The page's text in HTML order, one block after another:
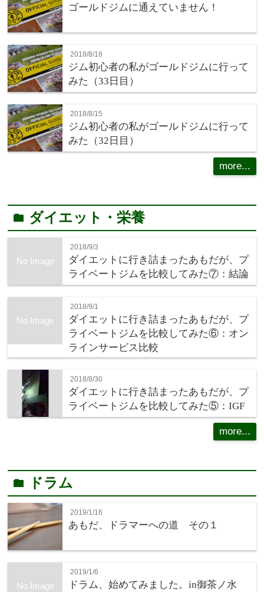
ゴールドジムに通えていません！
2018/8/18
ジム初心者の私がゴールドジムに行って
みた（33日目）
2018/8/15
ジム初心者の私がゴールドジムに行って
みた（32日目）
more...
folder ダイエット・栄養
No Image
2018/9/3
ダイエットに行き詰まったあもだが、プ
ライベートジムを比較してみた⑦：結論
No Image
2018/9/1
ダイエットに行き詰まったあもだが、プ
ライベートジムを比較してみた⑥：オン
ラインサービス比較
2018/8/30
ダイエットに行き詰まったあもだが、プ
ライベートジムを比較してみた⑤：IGF
more...
folder ドラム
2019/1/16
あもだ、ドラマーへの道 その１
No Image
2019/1/6
ドラム、始めてみました。in御茶ノ水